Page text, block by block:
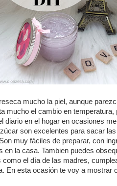
mucho la piel, aunque
mucho el cambio en
diario en el hogar en ocasiones
son excelentes para sacar
muy fáciles de preparar, con
en la casa. Tambien puedes
el día de las madres,
En esta ocasión te voy a mostrar